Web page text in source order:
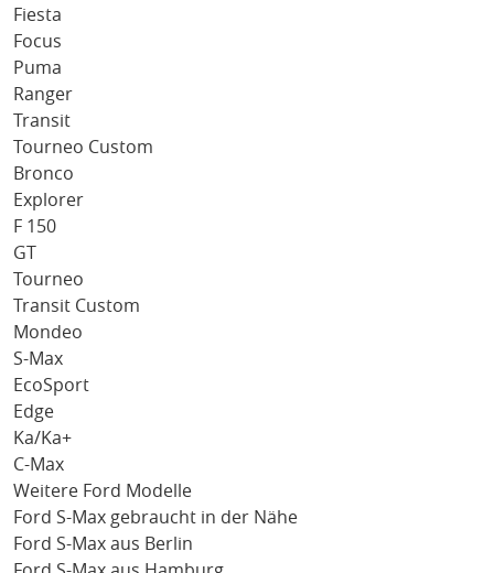
Fiesta
Focus
Puma
Ranger
Transit
Tourneo Custom
Bronco
Explorer
F 150
GT
Tourneo
Transit Custom
Mondeo
S-Max
EcoSport
Edge
Ka/Ka+
C-Max
Weitere Ford Modelle
Ford S-Max gebraucht in der Nähe
Ford S-Max aus Berlin